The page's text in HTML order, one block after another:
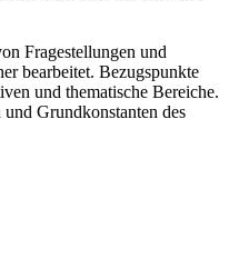
Fragestellungen und
bearbeitet. Bezugspunkte
und thematische Bereiche.
Grundkonstanten des